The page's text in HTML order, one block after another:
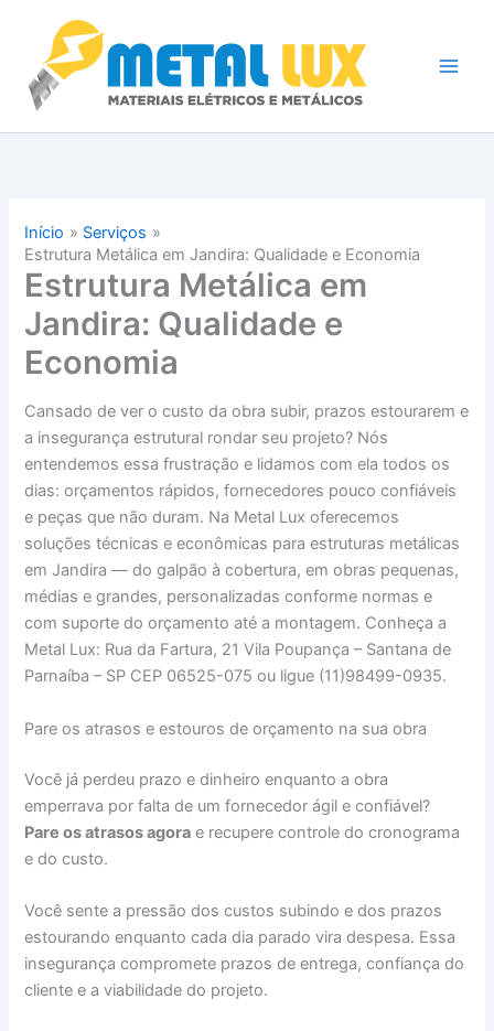
conteúdo
Início
Serviços
Estrutura Metálica em Jandira: Qualidade e Economia
Estrutura Metálica em
Jandira: Qualidade e
Economia
Cansado de ver o custo da obra subir, prazos estourarem e
a insegurança estrutural rondar seu projeto? Nós
entendemos essa frustração e lidamos com ela todos os
dias: orçamentos rápidos, fornecedores pouco confiáveis
e peças que não duram. Na Metal Lux oferecemos
soluções técnicas e econômicas para estruturas metálicas
em Jandira — do galpão à cobertura, em obras pequenas,
médias e grandes, personalizadas conforme normas e
com suporte do orçamento até a montagem. Conheça a
Metal Lux: Rua da Fartura, 21 Vila Poupança – Santana de
Parnaíba – SP CEP 06525-075 ou ligue (11)98499-0935.
Pare os atrasos e estouros de orçamento na sua obra
Você já perdeu prazo e dinheiro enquanto a obra
emperrava por falta de um fornecedor ágil e confiável?
Pare os atrasos agora e recupere controle do cronograma
e do custo.
Você sente a pressão dos custos subindo e dos prazos
estourando enquanto cada dia parado vira despesa. Essa
insegurança compromete prazos de entrega, confiança do
cliente e a viabilidade do projeto.
Entre em contato conosco e solicite
um orçamento!